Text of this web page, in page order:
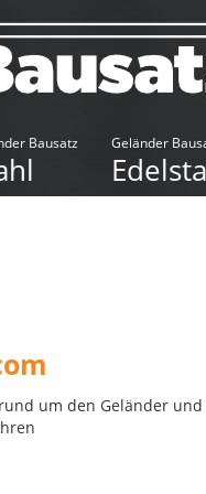
Bausatz Geländer
um den Geländer